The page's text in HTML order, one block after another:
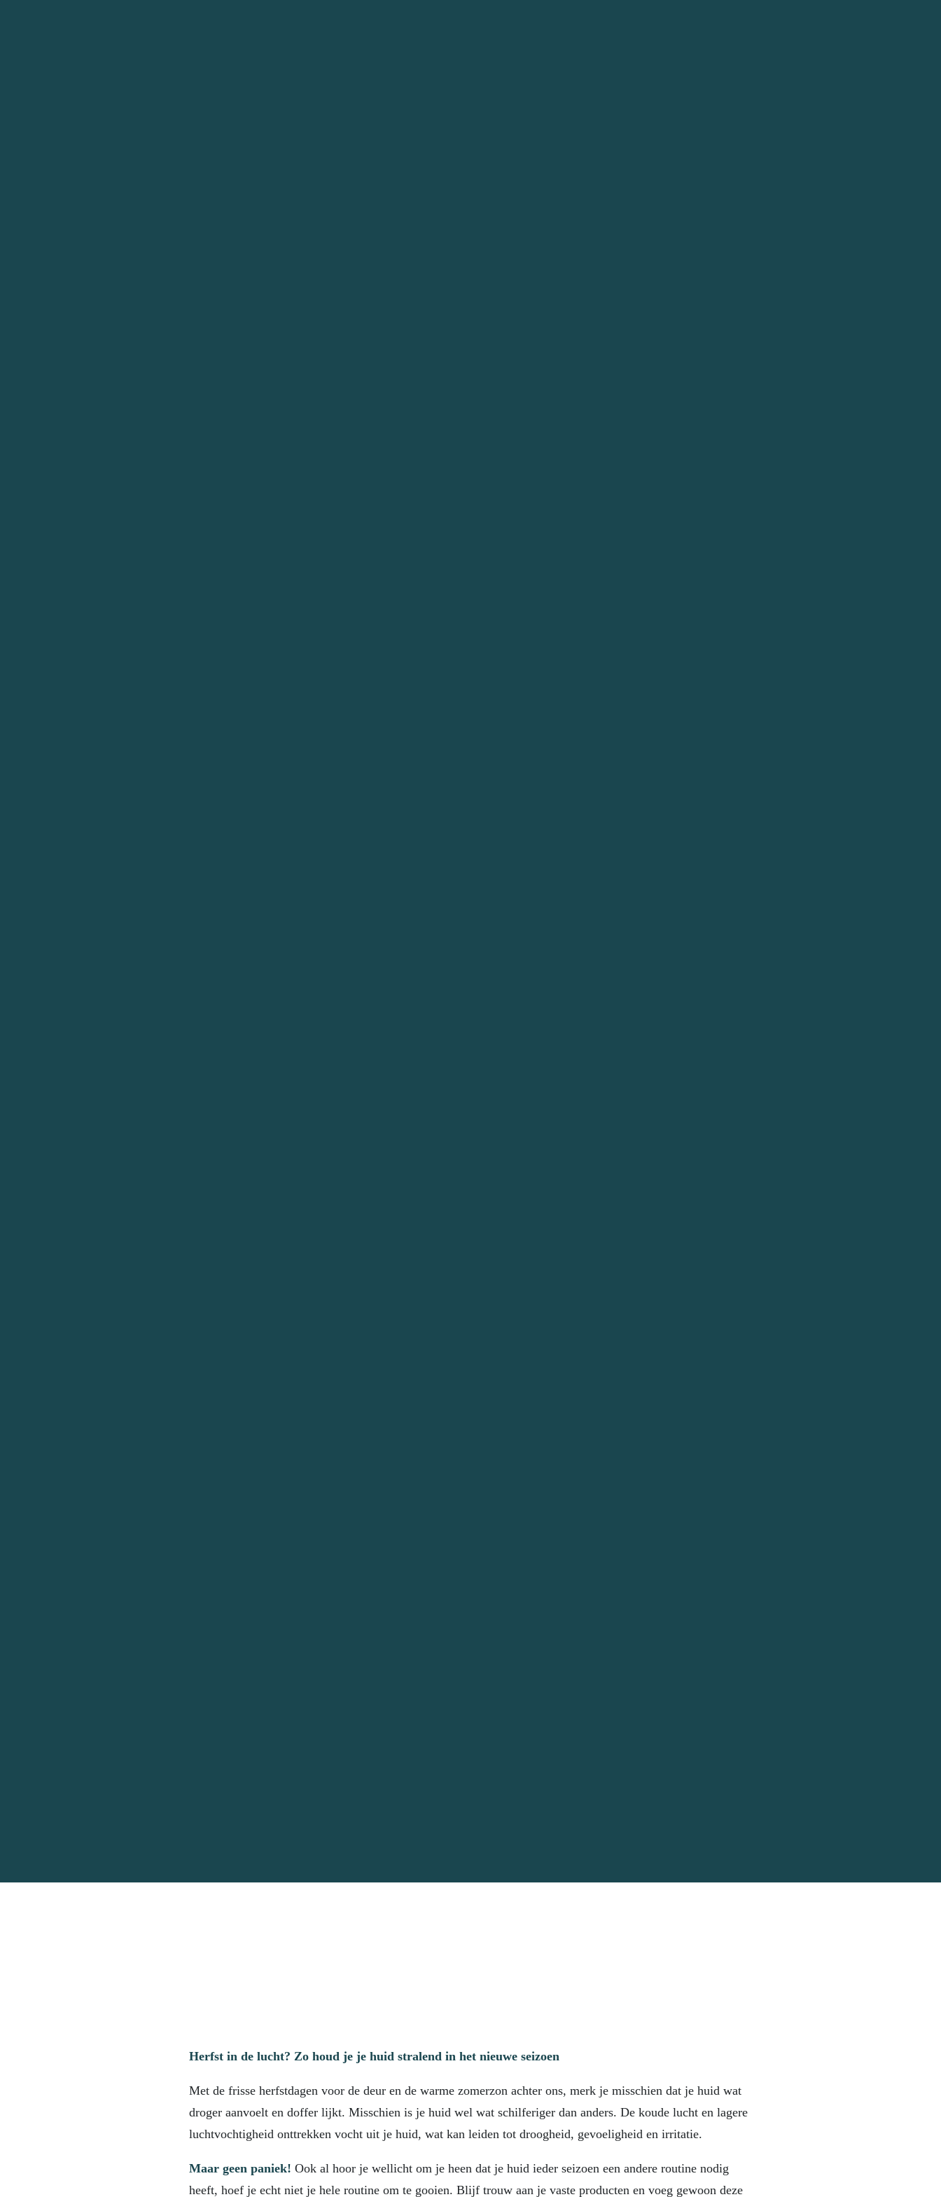
Herfst in de lucht? Zo houd je je huid stralend in het nieuwe seizoen
Met de frisse herfstdagen voor de deur en de warme zomerzon achter ons, merk je misschien dat je huid wat
droger aanvoelt en doffer lijkt. Misschien is je huid wel wat schilferiger dan anders. De koude lucht en lagere
luchtvochtigheid onttrekken vocht uit je huid, wat kan leiden tot droogheid, gevoeligheid en irritatie.
Maar geen paniek! Ook al hoor je wellicht om je heen dat je huid ieder seizoen een andere routine nodig
heeft, hoef je echt niet je hele routine om te gooien. Blijf trouw aan je vaste producten en voeg gewoon deze